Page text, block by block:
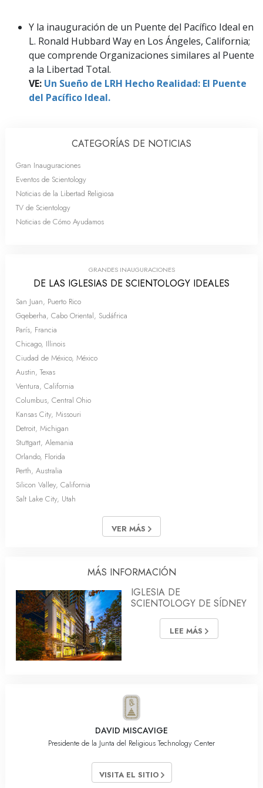
Y la inauguración de un Puente del Pacífico Ideal en
L. Ronald Hubbard Way en Los Ángeles, California;
que comprende Organizaciones similares al Puente
a la Libertad Total.
VE: Un Sueño de LRH Hecho Realidad: El Puente
del Pacífico Ideal.
CATEGORÍAS DE NOTICIAS
Gran Inauguraciones
Eventos de Scientology
Noticias de la Libertad Religiosa
TV de Scientology
Noticias de Cómo Ayudamos
GRANDES INAUGURACIONES
DE LAS IGLESIAS DE SCIENTOLOGY IDEALES
San Juan, Puerto Rico
Gqeberha, Cabo Oriental, Sudáfrica
París, Francia
Chicago, Illinois
Ciudad de México, México
Austin, Texas
Ventura, California
Columbus, Central Ohio
Kansas City, Missouri
Detroit, Michigan
Stuttgart, Alemania
Orlando, Florida
Perth, Australia
Silicon Valley, California
Salt Lake City, Utah
VER MÁS
MÁS INFORMACIÓN
IGLESIA DE
SCIENTOLOGY DE SÍDNEY
LEE MÁS
DAVID MISCAVIGE
Presidente de la Junta del Religious Technology Center
VISITA EL SITIO